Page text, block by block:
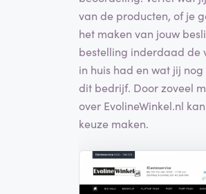
van de producten, of je
het maken van jouw
bestelling inderdaad de
in huis had en wat jij
dit bedrijf. Door zoveel
over EvolineWinkel.nl
keuze maken.